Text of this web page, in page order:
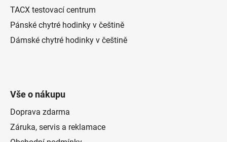
TACX testovací centrum
Pánské chytré hodinky v češtině
Dámské chytré hodinky v češtině
Vše o nákupu
Doprava zdarma
Záruka, servis a reklamace